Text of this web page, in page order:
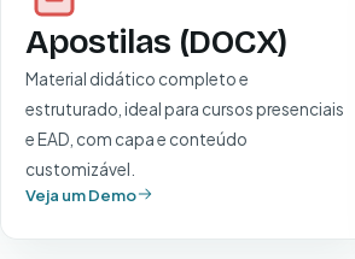
Apostilas (DOCX)
Material didático completo e
estruturado, ideal para cursos presenciais
e EAD, com capa e conteúdo
customizável.
Veja um Demo